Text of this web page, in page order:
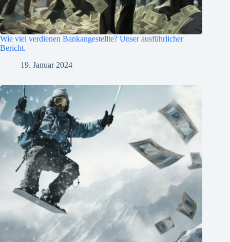
Wie viel verdienen Bankangestellte? Unser ausführlicher
Bericht.
19. Januar 2024